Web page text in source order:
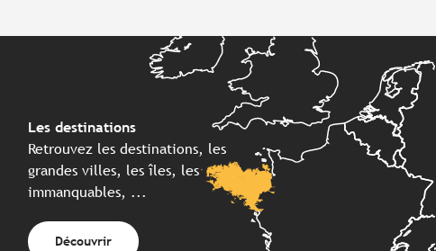
Les destinations
Retrouvez les destinations, les
grandes villes, les îles, les
immanquables, ...
Découvrir